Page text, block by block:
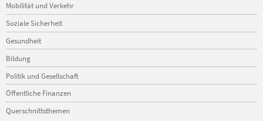
Mobilität und Verkehr
Soziale Sicherheit
Gesundheit
Bildung
Politik und Gesellschaft
Öffentliche Finanzen
Querschnittsthemen